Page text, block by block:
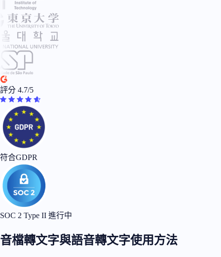
評分 4.7/5
符合GDPR
SOC 2 Type II 進行中
音檔轉文字與語音轉文字使用方法